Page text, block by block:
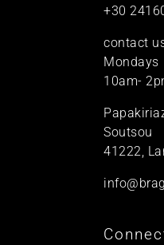
+30
contact
Mondays
10am-
Soutsou
41222,